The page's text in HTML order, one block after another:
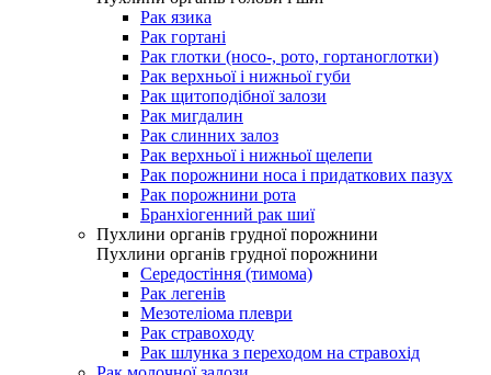
Рак язика
Рак гортані
Рак глотки (носо-, рото, гортаноглотки)
Рак верхньої і нижньої губи
Рак щитоподібної залози
Рак мигдалин
Рак слинних залоз
Рак верхньої і нижньої щелепи
Рак порожнини носа і придаткових пазух
Рак порожнини рота
Бранхіогенний рак шиї
Пухлини органів грудної порожнини
Пухлини органів грудної порожнини
Середостіння (тимома)
Рак легенів
Мезотеліома плеври
Рак стравоходу
Рак шлунка з переходом на стравохід